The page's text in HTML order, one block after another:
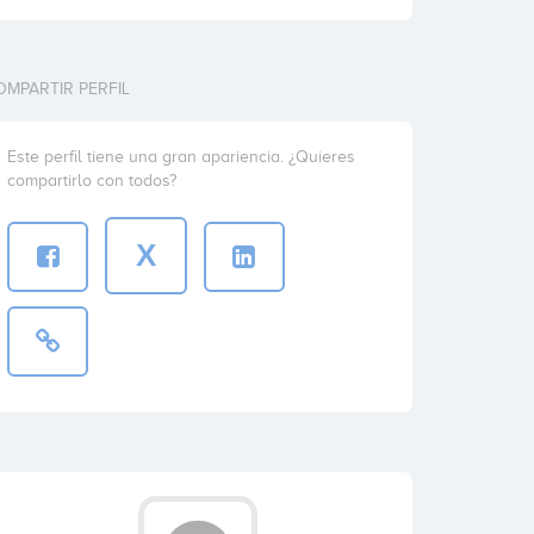
PERFIL
Este perfil tiene una gran apariencia. ¿Quieres
compartirlo con todos?
X